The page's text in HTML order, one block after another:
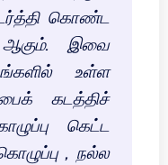
கொண்ட
ஆகும். இவை
உள்ள
கடத்திச்
கெட்ட
, நல்ல